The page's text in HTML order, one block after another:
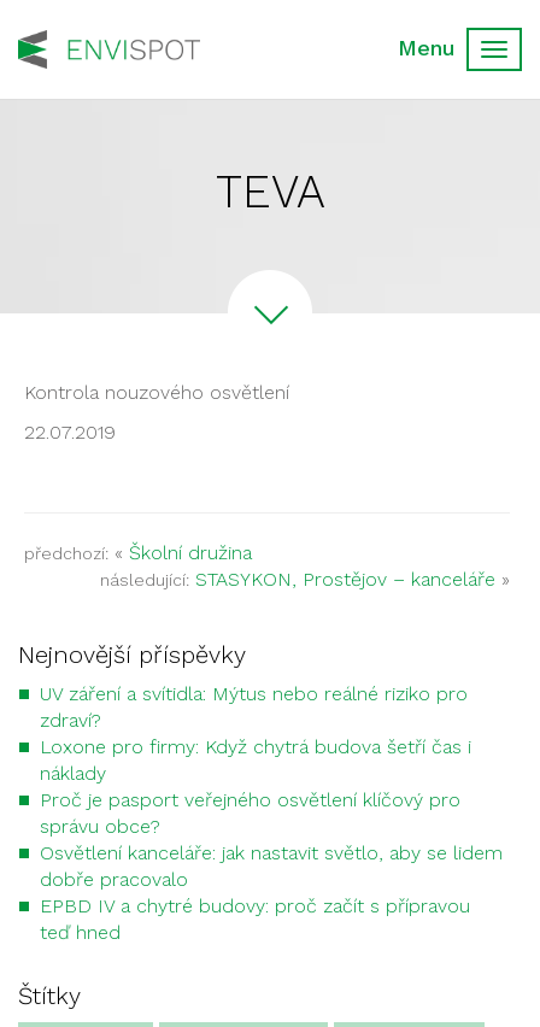
TEVA
Kontrola nouzového osvětlení
22.07.2019
předchozí: « Školní družina
následující: STASYKON, Prostějov – kanceláře »
Nejnovější příspěvky
UV záření a svítidla: Mýtus nebo reálné riziko pro
zdraví?
Loxone pro firmy: Když chytrá budova šetří čas i
náklady
Proč je pasport veřejného osvětlení klíčový pro
správu obce?
Osvětlení kanceláře: jak nastavit světlo, aby se lidem
dobře pracovalo
EPBD IV a chytré budovy: proč začít s přípravou
teď hned
Štítky